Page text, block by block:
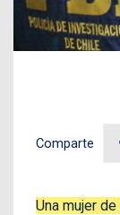
Comparte
Una mujer de